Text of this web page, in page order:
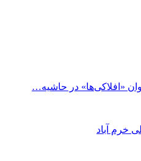
«افلاکی‌ها» در حاشیه…